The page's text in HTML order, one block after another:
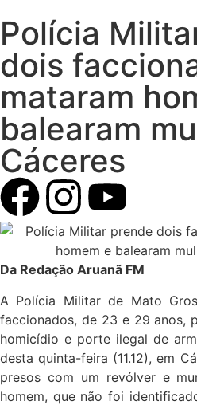
Polícia
dois
mataram
balearam
Cáceres
Da Redação Aruanã FM
A Polícia Militar de Mato
faccionados, de 23 e 29 anos,
homicídio e porte ilegal de
desta quinta-feira (11.12), em
presos com um revólver e
homem, que não foi